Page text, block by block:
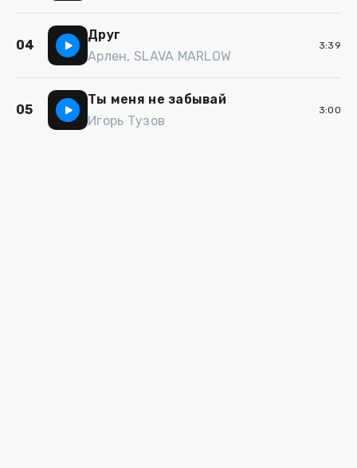
04
Друг
Арлен, SLAVA MARLOW
3:39
05
Ты меня не забывай
Игорь Тузов
3:00